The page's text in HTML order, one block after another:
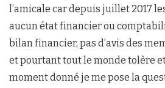
l’amicale car depuis juillet 2017
aucun état financier ou
bilan financier, pas d’avis des
et pourtant tout le monde tolère
moment donné je me pose la